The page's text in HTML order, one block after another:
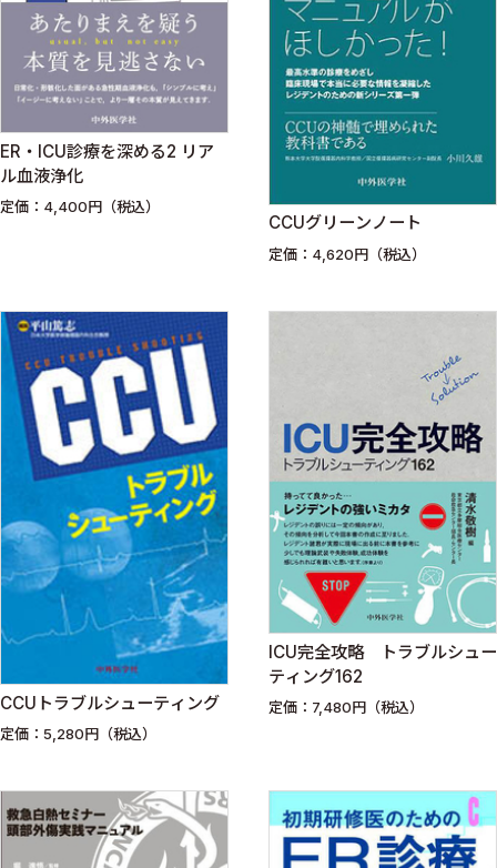
ER・ICU診療を深める2 リア
ル血液浄化
定価：4,400円（税込）
CCUグリーンノート
定価：4,620円（税込）
CCUトラブルシューティング
定価：5,280円（税込）
ICU完全攻略 トラブルシュー
ティング162
定価：7,480円（税込）